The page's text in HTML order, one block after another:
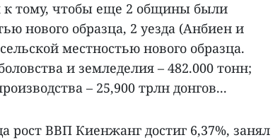
к тому, чтобы еще 2 общины были
нового образца, 2 уезда (Анбиен и
местностью нового образца.
и земледелия – 482.000 тонн;
– 25,900 трлн донгов...
рост ВВП Киенжанг достиг 6,37%, занял